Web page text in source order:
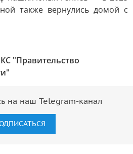
также вернулись домой с
"Правительство
на наш Telegram-канал